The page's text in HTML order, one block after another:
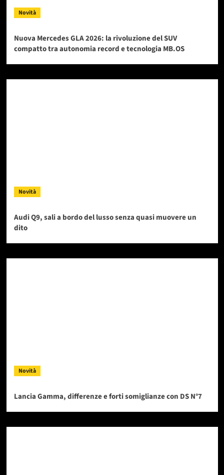
Novità
Nuova Mercedes GLA 2026: la rivoluzione del SUV
compatto tra autonomia record e tecnologia MB.OS
Novità
Audi Q9, sali a bordo del lusso senza quasi muovere un
dito
Novità
Lancia Gamma, differenze e forti somiglianze con DS N°7